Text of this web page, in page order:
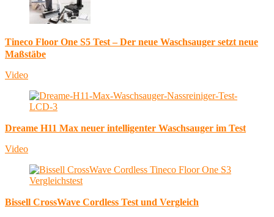
Tineco Floor One S5 Test – Der neue Waschsauger setzt neue
Maßstäbe
Video
Dreame H11 Max neuer intelligenter Waschsauger im Test
Video
Bissell CrossWave Cordless Test und Vergleich